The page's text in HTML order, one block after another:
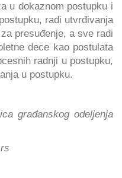
u dokaznom postupku i
radi utvrđivanja
presuđenje, a sve radi
dece kao postulata
radnji u postupku,
u postupku.
građanskog odeljenja